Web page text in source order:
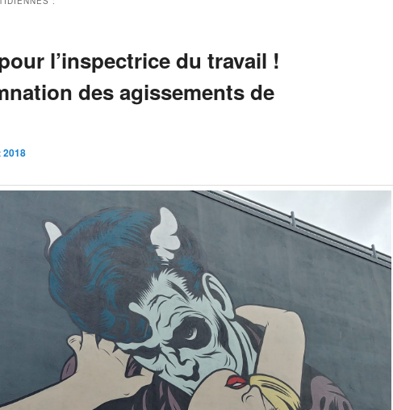
l’inspectrice du travail !
des agissements de
2018